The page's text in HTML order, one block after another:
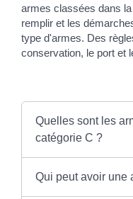
armes classées dans
remplir et les
type d'armes. Des
conservation, le port et
Quelles sont les
catégorie C ?
Qui peut avoir une